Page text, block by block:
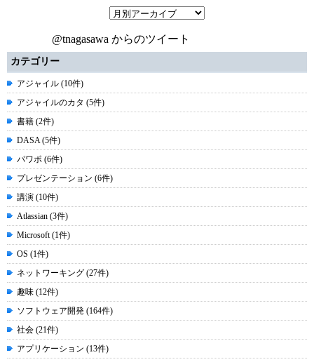
@tnagasawa からのツイート
カテゴリー
アジャイル (10件)
アジャイルのカタ (5件)
書籍 (2件)
DASA (5件)
パワポ (6件)
プレゼンテーション (6件)
講演 (10件)
Atlassian (3件)
Microsoft (1件)
OS (1件)
ネットワーキング (27件)
趣味 (12件)
ソフトウェア開発 (164件)
社会 (21件)
アプリケーション (13件)